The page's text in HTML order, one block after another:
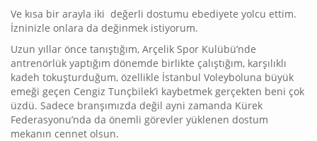
Ve kısa bir arayla iki değerli dostumu ebediyete yolcu ettim.
İzninizle onlara da değinmek istiyorum.
Uzun yıllar önce tanıştığım, Arçelik Spor Kulübü’nde
antrenörlük yaptığım dönemde birlikte çalıştığım, karşılıklı
kadeh tokuşturduğum, özellikle İstanbul Voleyboluna büyük
emeği geçen Cengiz Tunçbilek’i kaybetmek gerçekten beni çok
üzdü. Sadece branşımızda değil ayni zamanda Kürek
Federasyonu’nda da önemli görevler yüklenen dostum
mekanın cennet olsun.